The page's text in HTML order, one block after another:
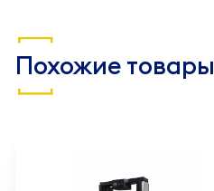
Похожие товары